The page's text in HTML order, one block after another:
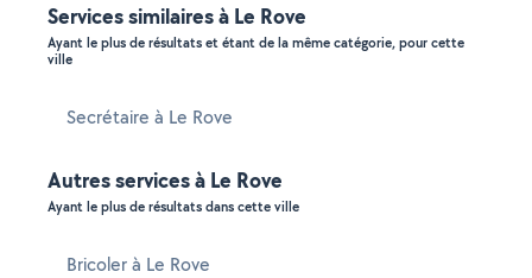
Services similaires à Le Rove
Ayant le plus de résultats et étant de la même catégorie, pour cette
ville
Secrétaire à Le Rove
Autres services à Le Rove
Ayant le plus de résultats dans cette ville
Bricoler à Le Rove